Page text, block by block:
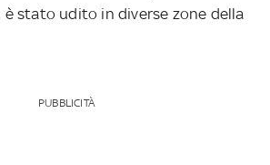
stato udito in diverse zone della
PUBBLICITÀ